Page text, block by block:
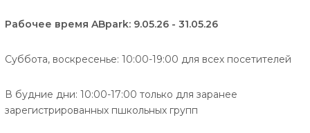
Рабочее время ABpark: 9.05.26 - 31.05.26
Суббота, воскресенье: 10:00-19:00 для всех посетителей
В будние дни: 10:00-17:00 только для заранее
зарегистрированных пшкольных групп